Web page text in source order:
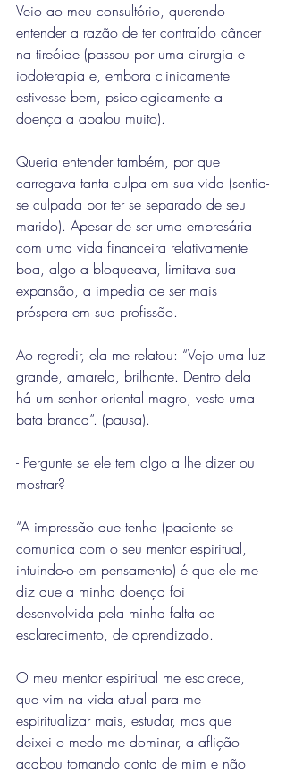
Veio ao meu consultório, querendo
entender a razão de ter contraído câncer
na tireóide (passou por uma cirurgia e
iodoterapia e, embora clinicamente
estivesse bem, psicologicamente a
doença a abalou muito).
Queria entender também, por que
carregava tanta culpa em sua vida (sentia-
se culpada por ter se separado de seu
marido). Apesar de ser uma empresária
com uma vida financeira relativamente
boa, algo a bloqueava, limitava sua
expansão, a impedia de ser mais
próspera em sua profissão.
Ao regredir, ela me relatou: “Vejo uma luz
grande, amarela, brilhante. Dentro dela
há um senhor oriental magro, veste uma
bata branca”. (pausa).
- Pergunte se ele tem algo a lhe dizer ou
mostrar?
“A impressão que tenho (paciente se
comunica com o seu mentor espiritual,
intuindo-o em pensamento) é que ele me
diz que a minha doença foi
desenvolvida pela minha falta de
esclarecimento, de aprendizado.
O meu mentor espiritual me esclarece,
que vim na vida atual para me
espiritualizar mais, estudar, mas que
deixei o medo me dominar, a aflição
acabou tomando conta de mim e não